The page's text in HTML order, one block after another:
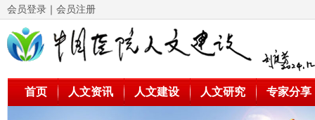
会员登录 ｜ 会员注册
首页 人文资讯 人文建设 人文研究 专家分享